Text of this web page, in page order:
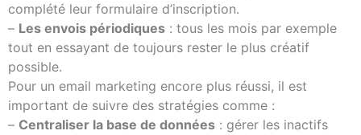
complété leur formulaire d’inscription.
– Les envois périodiques : tous les mois par exemple
tout en essayant de toujours rester le plus créatif
possible.
Pour un email marketing encore plus réussi, il est
important de suivre des stratégies comme :
– Centraliser la base de données : gérer les inactifs